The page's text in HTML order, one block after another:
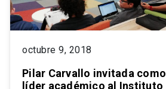
octubre 9, 2018
Pilar Carvallo invitada como
líder académico al Instituto